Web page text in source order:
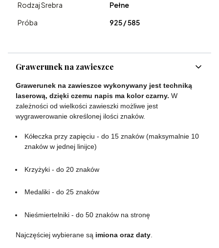
Rodzaj Srebra
Pełne
Próba
925 / 585
Grawerunek na zawieszce
Grawerunek na zawieszce wykonywany jest techniką
laserową, dzięki czemu napis ma kolor czarny. W
zależności od wielkości zawieszki możliwe jest
wygrawerowanie określonej ilości znaków.
Kółeczka przy zapięciu - do 15 znaków (maksymalnie 10
znaków w jednej linijce)
Krzyżyki - do 20 znaków
Medaliki - do 25 znaków
Nieśmiertelniki - do 50 znaków na stronę
Najczęściej wybierane są imiona oraz daty